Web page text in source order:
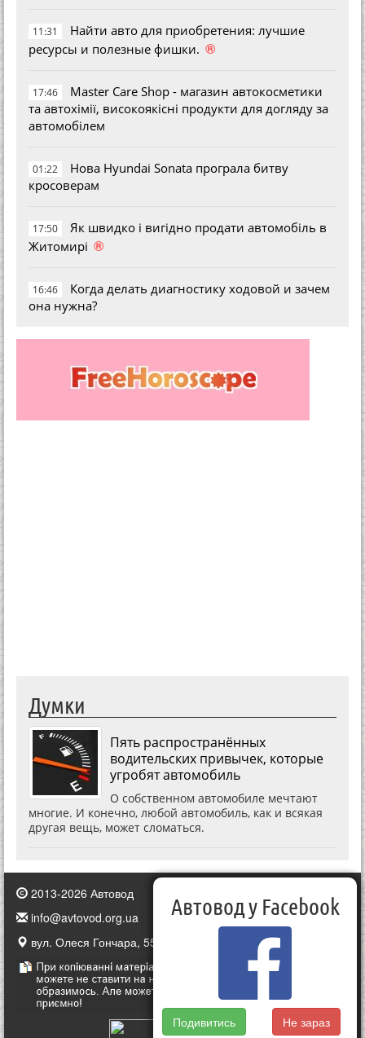
11:31
Найти авто для приобретения: лучшие
ресурсы и полезные фишки. ®
17:46
Master Care Shop - магазин автокосметики
та автохімії, високоякісні продукти для догляду за
автомобілем
01:22
Нова Hyundai Sonata програла битву
кросоверам
17:50
Як швидко і вигідно продати автомобіль в
Житомирі ®
16:46
Когда делать диагностику ходовой и зачем
она нужна?
Думки
Пять распространённых
водительских привычек, которые
угробят автомобиль
О собственном автомобиле мечтают
многие. И конечно, любой автомобиль, как и всякая
другая вещь, может сломаться.
2013-2026 Автовод
info@avtovod.org.ua
вул. Олеся Гончара, 55, Київ, Україна
Автовод у Facebook
Подивитись Не зараз